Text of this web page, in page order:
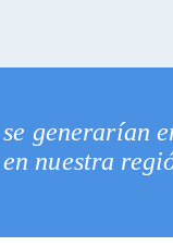
generarían
nuestra